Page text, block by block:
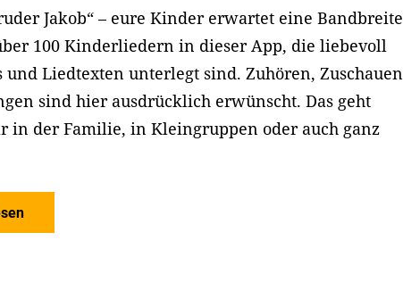
Jakob“ – eure Kinder erwartet eine Bandbreite
100 Kinderliedern in dieser App, die liebevoll
und Liedtexten unterlegt sind. Zuhören, Zuschauen
sind hier ausdrücklich erwünscht. Das geht
in der Familie, in Kleingruppen oder auch ganz